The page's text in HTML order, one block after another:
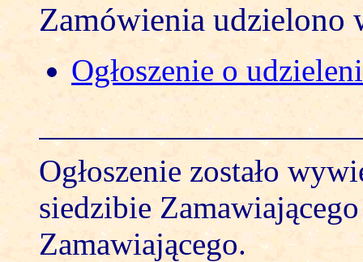
Zamówienia udzielono
Ogłoszenie o
Ogłoszenie zostało
siedzibie
Zamawiającego.